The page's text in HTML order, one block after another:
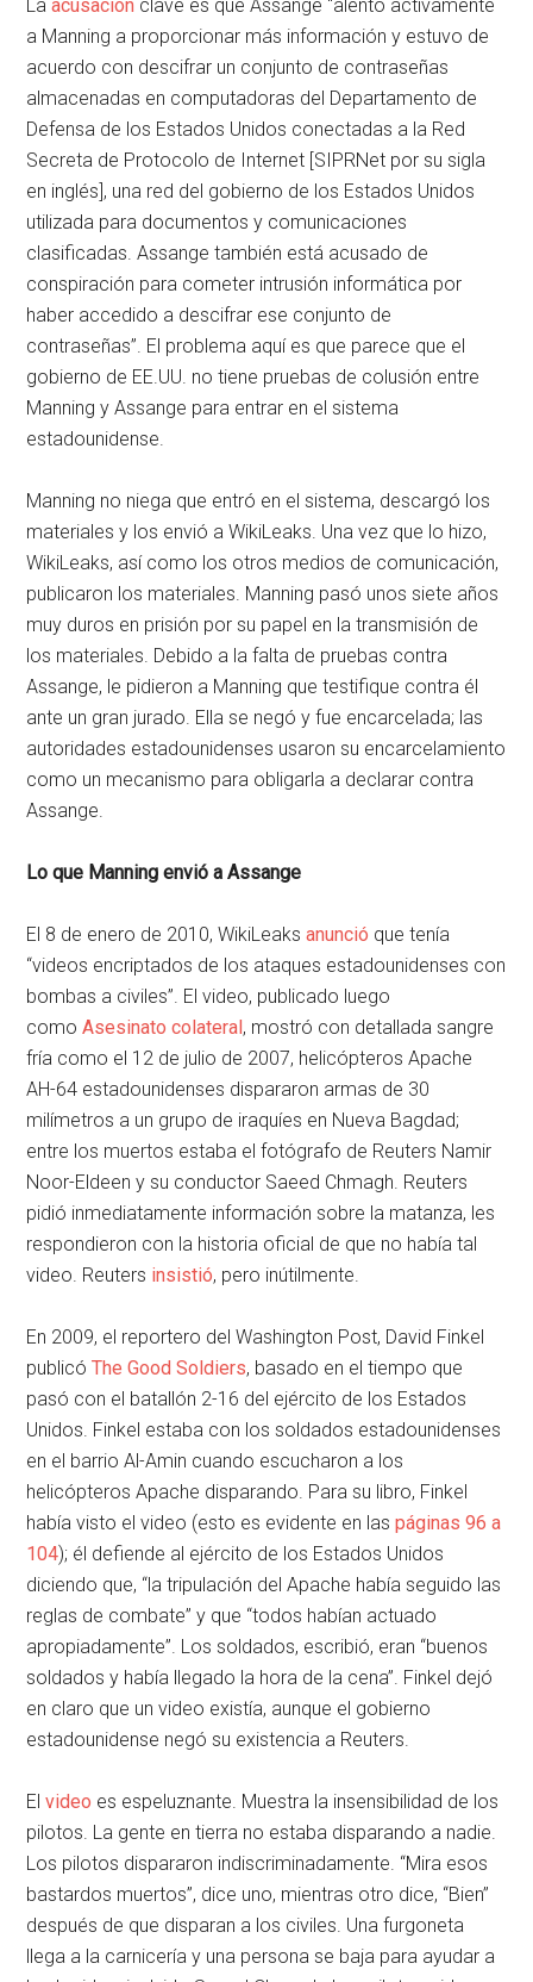
Laacusación clave es que Assange “alentó activamente
a Manning a proporcionar más información y estuvo de
acuerdo con descifrar un conjunto de contraseñas
almacenadas en computadoras del Departamento de
Defensa de los Estados Unidos conectadas a la Red
Secreta de Protocolo de Internet [SIPRNet por su sigla
en inglés], una red del gobierno de los Estados Unidos
utilizada para documentos y comunicaciones
clasificadas. Assange también está acusado de
conspiración para cometer intrusión informática por
haber accedido a descifrar ese conjunto de
contraseñas”. El problema aquí es que parece que el
gobierno de EE.UU. no tiene pruebas de colusión entre
Manning y Assange para entrar en el sistema
estadounidense.
Manning no niega que entró en el sistema, descargó los
materiales y los envió a WikiLeaks. Una vez que lo hizo,
WikiLeaks, así como los otros medios de comunicación,
publicaron los materiales. Manning pasó unos siete años
muy duros en prisión por su papel en la transmisión de
los materiales. Debido a la falta de pruebas contra
Assange, le pidieron a Manning que testifique contra él
ante un gran jurado. Ella se negó y fue encarcelada; las
autoridades estadounidenses usaron su encarcelamiento
como un mecanismo para obligarla a declarar contra
Assange.
Lo que Manning envió a Assange
El 8 de enero de 2010, WikiLeaksanunció que tenía
“videos encriptados de los ataques estadounidenses con
bombas a civiles”. El video, publicado luego
comoAsesinato colateral , mostró con detallada sangre
fría como el 12 de julio de 2007, helicópteros Apache
AH-64 estadounidenses dispararon armas de 30
milímetros a un grupo de iraquíes en Nueva Bagdad;
entre los muertos estaba el fotógrafo de Reuters Namir
Noor-Eldeen y su conductor Saeed Chmagh. Reuters
pidió inmediatamente información sobre la matanza, les
respondieron con la historia oficial de que no había tal
video. Reuters insistió, pero inútilmente.
En 2009, el reportero del Washington Post, David Finkel
publicóThe Good Soldiers, basado en el tiempo que
pasó con el batallón 2-16 del ejército de los Estados
Unidos. Finkel estaba con los soldados estadounidenses
en el barrio Al-Amin cuando escucharon a los
helicópteros Apache disparando. Para su libro, Finkel
había visto el video (esto es evidente en laspáginas 96 a
104); él defiende al ejército de los Estados Unidos
diciendo que, “la tripulación del Apache había seguido las
reglas de combate” y que “todos habían actuado
apropiadamente”. Los soldados, escribió, eran “buenos
soldados y había llegado la hora de la cena”. Finkel dejó
en claro que un video existía, aunque el gobierno
estadounidense negó su existencia a Reuters.
Elvideo es espeluznante. Muestra la insensibilidad de los
pilotos. La gente en tierra no estaba disparando a nadie.
Los pilotos dispararon indiscriminadamente. “Mira esos
bastardos muertos”, dice uno, mientras otro dice, “Bien”
después de que disparan a los civiles. Una furgoneta
llega a la carnicería y una persona se baja para ayudar a